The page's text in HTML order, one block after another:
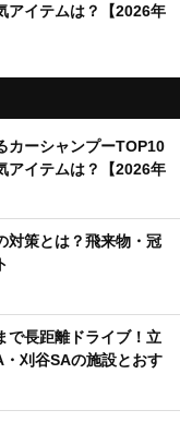
アイテムは？【2026年
カーシャンプーTOP10
アイテムは？【2026年
対策とは？飛来物・冠
で長距離ドライブ！立
刈谷SAの施設とおす